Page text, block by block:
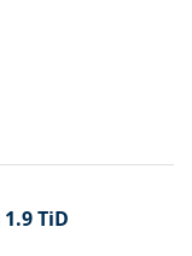
TiD